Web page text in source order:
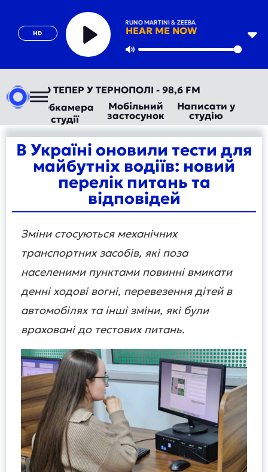
HD
ALOK & BRUNO MARTINI & ZEEBA
HEAR ME NOW
Play
ТЕПЕР У ТЕРНОПОЛІ - 98,6 FM
Вебкамера
студії
Мобільний
застосунок
Написати у
студію
В Україні оновили тести для
майбутніх водіїв: новий
перелік питань та
відповідей
Зміни стосуються механічних
транспортних засобів, які поза
населеними пунктами повинні вмикати
денні ходові вогні, перевезення дітей в
автомобілях та інші зміни, які були
враховані до тестових питань.